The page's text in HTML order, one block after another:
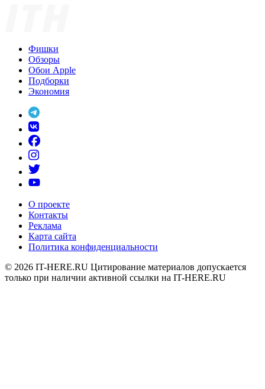
Фишки
Обзоры
Обои Apple
Подборки
Экономия
О проекте
Контакты
Реклама
Карта сайта
Политика конфиденциальности
© 2026 IT-HERE.RU Цитирование материалов допускается
только при наличии активной ссылки на IT-HERE.RU